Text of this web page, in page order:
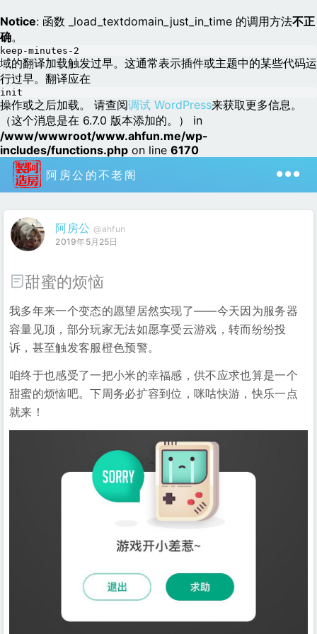
Notice: 函数 _load_textdomain_just_in_time 的调用方法不正
确。
keep-minutes-2
域的翻译加载触发过早。这通常表示插件或主题中的某些代码运
行过早。翻译应在
init
操作或之后加载。 请查阅调试 WordPress来获取更多信息。
（这个消息是在 6.7.0 版本添加的。） in
/www/wwwroot/www.ahfun.me/wp-
includes/functions.php on line 6170
阿房公的不老阁
阿房公 @ahfun
2019年5月25日
甜蜜的烦恼
我多年来一个变态的愿望居然实现了——今天因为服务器
容量见顶，部分玩家无法如愿享受云游戏，转而纷纷投
诉，甚至触发客服橙色预警。
咱终于也感受了一把小米的幸福感，供不应求也算是一个
甜蜜的烦恼吧。下周务必扩容到位，咪咕快游，快乐一点
就来！